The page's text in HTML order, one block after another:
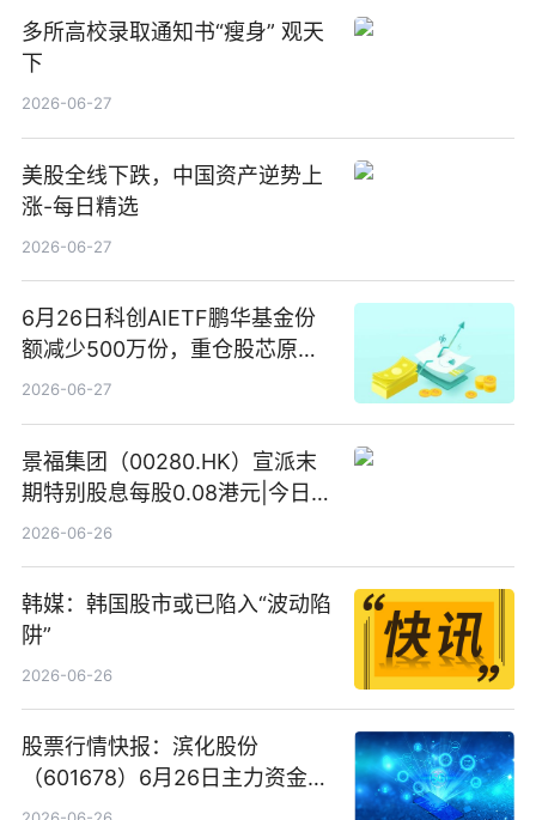
多所高校录取通知书“瘦身” 观天
下
2026-06-27
美股全线下跌，中国资产逆势上
涨-每日精选
2026-06-27
6月26日科创AIETF鹏华基金份
额减少500万份，重仓股芯原股
份、寒武纪、澜起科技 观速讯
2026-06-27
景福集团（00280.HK）宣派末
期特别股息每股0.08港元|今日快
看
2026-06-26
韩媒：韩国股市或已陷入“波动陷
阱”
2026-06-26
股票行情快报：滨化股份
（601678）6月26日主力资金净
卖出5964.34万元